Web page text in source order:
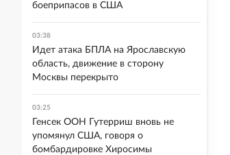
боеприпасов в США
03:38
Идет атака БПЛА на Ярославскую
область, движение в сторону
Москвы перекрыто
03:25
Генсек ООН Гутерриш вновь не
упомянул США, говоря о
бомбардировке Хиросимы